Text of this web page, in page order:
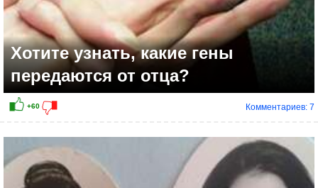
Хотите узнать, какие гены
передаются от отца?
Комментариев: 7